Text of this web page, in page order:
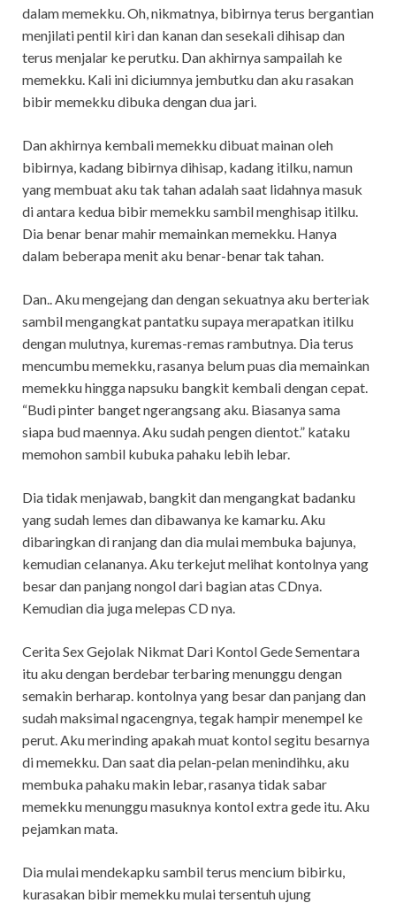
dalam memekku. Oh, nikmatnya, bibirnya terus bergantian
menjilati pentil kiri dan kanan dan sesekali dihisap dan
terus menjalar ke perutku. Dan akhirnya sampailah ke
memekku. Kali ini diciumnya jembutku dan aku rasakan
bibir memekku dibuka dengan dua jari.
Dan akhirnya kembali memekku dibuat mainan oleh
bibirnya, kadang bibirnya dihisap, kadang itilku, namun
yang membuat aku tak tahan adalah saat lidahnya masuk
di antara kedua bibir memekku sambil menghisap itilku.
Dia benar benar mahir memainkan memekku. Hanya
dalam beberapa menit aku benar-benar tak tahan.
Dan.. Aku mengejang dan dengan sekuatnya aku berteriak
sambil mengangkat pantatku supaya merapatkan itilku
dengan mulutnya, kuremas-remas rambutnya. Dia terus
mencumbu memekku, rasanya belum puas dia memainkan
memekku hingga napsuku bangkit kembali dengan cepat.
“Budi pinter banget ngerangsang aku. Biasanya sama
siapa bud maennya. Aku sudah pengen dientot.” kataku
memohon sambil kubuka pahaku lebih lebar.
Dia tidak menjawab, bangkit dan mengangkat badanku
yang sudah lemes dan dibawanya ke kamarku. Aku
dibaringkan di ranjang dan dia mulai membuka bajunya,
kemudian celananya. Aku terkejut melihat kontolnya yang
besar dan panjang nongol dari bagian atas CDnya.
Kemudian dia juga melepas CD nya.
Cerita Sex Gejolak Nikmat Dari Kontol Gede Sementara
itu aku dengan berdebar terbaring menunggu dengan
semakin berharap. kontolnya yang besar dan panjang dan
sudah maksimal ngacengnya, tegak hampir menempel ke
perut. Aku merinding apakah muat kontol segitu besarnya
di memekku. Dan saat dia pelan-pelan menindihku, aku
membuka pahaku makin lebar, rasanya tidak sabar
memekku menunggu masuknya kontol extra gede itu. Aku
pejamkan mata.
Dia mulai mendekapku sambil terus mencium bibirku,
kurasakan bibir memekku mulai tersentuh ujung